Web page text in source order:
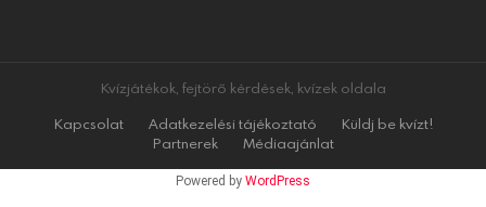
Kvízjátékok, fejtörő kérdések, kvízek oldala
Kapcsolat
Adatkezelési tájékoztató
Küldj be kvízt!
Partnerek
Médiaajánlat
Powered by WordPress